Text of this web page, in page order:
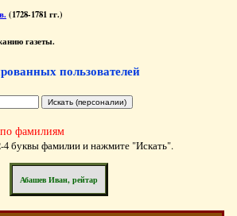
(1728-1781 гг.)
газеты.
пользователей
по фамилиям
4 буквы фамилии и нажмите "Искать".
Абашев Иван, рейтар